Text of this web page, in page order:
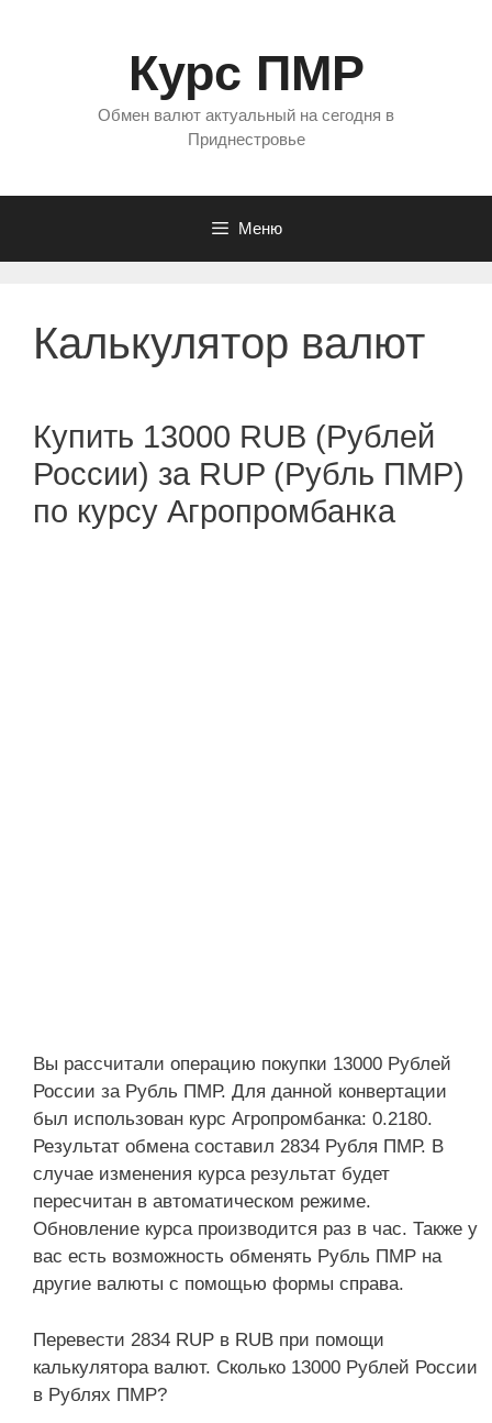
Курс ПМР
Обмен валют актуальный на сегодня в
Приднестровье
Меню
Калькулятор валют
Купить 13000 RUB (Рублей
России) за RUP (Рубль ПМР)
по курсу Агропромбанка
Вы рассчитали операцию покупки 13000 Рублей
России за Рубль ПМР. Для данной конвертации
был использован курс Агропромбанка: 0.2180.
Результат обмена составил 2834 Рубля ПМР. В
случае изменения курса результат будет
пересчитан в автоматическом режиме.
Обновление курса производится раз в час. Также у
вас есть возможность обменять Рубль ПМР на
другие валюты с помощью формы справа.
Перевести 2834 RUP в RUB при помощи
калькулятора валют. Сколько 13000 Рублей России
в Рублях ПМР?